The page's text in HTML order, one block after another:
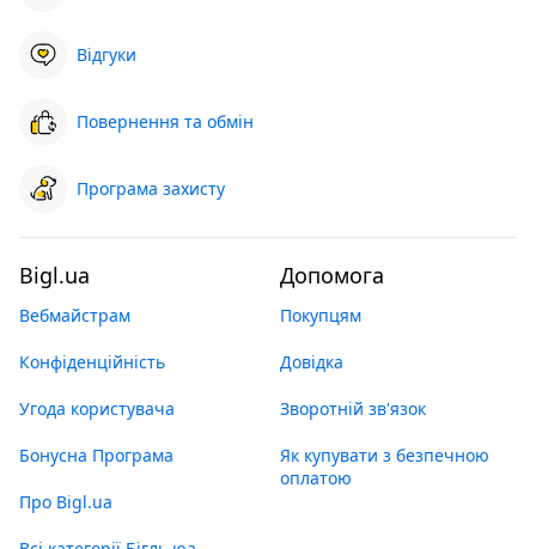
Відгуки
Повернення та обмін
Програма захисту
Bigl.ua
Вебмайстрам
Конфіденційність
Угода користувача
Бонусна Програма
Про Bigl.ua
Допомога
Покупцям
Довідка
Зворотній зв'язок
Як купувати з безпечною
оплатою